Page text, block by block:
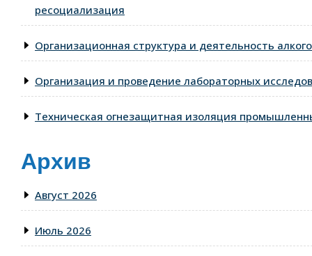
ресоциализация
Организационная структура и деятельность
Организация и проведение лабораторных
Техническая огнезащитная изоляция
Архив
Август 2026
Июль 2026